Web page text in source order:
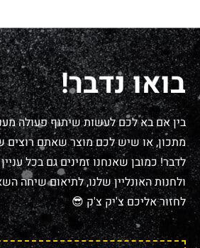
בואו נדבר!
בין אם בא לכם לעשות שיתוף פעולה
מתכון, או שיש לכם מוצר שאתם
לדבר! כמובן שאנחנו זמינים גם בכל
ולחנות האונליין שלנו, לתיאום שיחה
לחזור אליכם צ'יק צ'ק 😎